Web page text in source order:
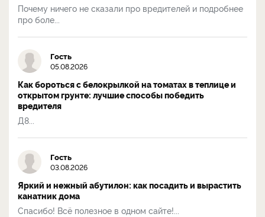
Почему ничего не сказали про вредителей и подробнее
про боле...
Гость
05.08.2026
Как бороться с белокрылкой на томатах в теплице и
открытом грунте: лучшие способы победить
вредителя
Д8...
Гость
03.08.2026
Яркий и нежный абутилон: как посадить и вырастить
канатник дома
Спасибо! Всё полезное в одном сайте!...